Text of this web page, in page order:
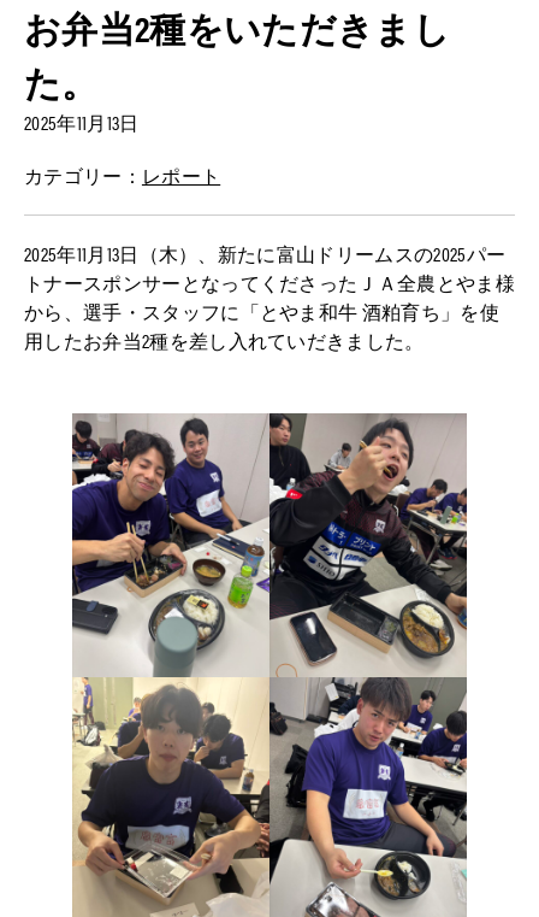
お弁当2種をいただきまし
た。
2025年11月13日
カテゴリー： レポート
2025年11月13日（木）、新たに富山ドリームスの2025パー
トナースポンサーとなってくださったＪＡ全農とやま様
から、選手・スタッフに「とやま和牛 酒粕育ち」を使
用したお弁当2種を差し入れていだきました。